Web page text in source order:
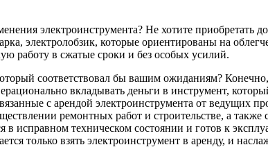
электроинструмента? Не хотите приобретать
электролобзик, которые ориентированы на
работу в сжатые сроки и без особых усилий.
соответствовал бы вашим ожиданиям?
вкладывать деньги в инструмент,
с арендой электроинструмента от ведущих
ремонтных работ и строительстве, а также
в исправном техническом состоянии и готов к
только взять электроинструмент в аренду, и